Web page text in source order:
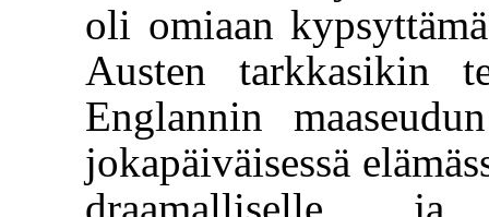
oli omiaan
Austen tarkkasikin
Englannin
jokapäiväisessä